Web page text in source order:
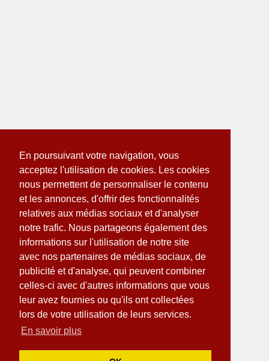
En poursuivant votre navigation, vous
acceptez l'utilisation de cookies. Les cookies
nous permettent de personnaliser le contenu
et les annonces, d'offrir des fonctionnalités
relatives aux médias sociaux et d'analyser
notre trafic. Nous partageons également des
informations sur l'utilisation de notre site
avec nos partenaires de médias sociaux, de
publicité et d'analyse, qui peuvent combiner
celles-ci avec d'autres informations que vous
leur avez fournies ou qu'ils ont collectées
lors de votre utilisation de leurs services.
En savoir plus